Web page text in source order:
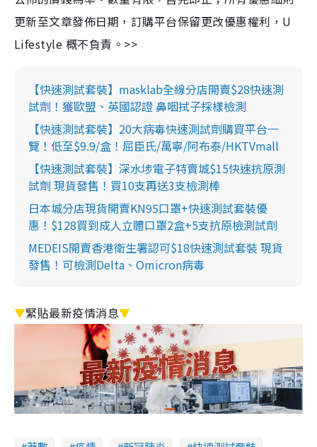
更新至文章發佈日期，訂購平台保留更改優惠權利，U
Lifestyle 概不負責。>>
【快速測試套裝】masklab全線分店開賣$28快速測
試劑！獲歐盟、英國認證 鼻咽拭子採樣檢測
【快速測試套裝】20大病毒快速測試劑購買平台一
覽！低至$9.9/盒！屈臣氏/萬寧/阿布泰/HKTVmall
【快速測試套裝】深水埗電子特賣城$15快速抗原測
試劑 現貨發售！買10支再送3支檢測棒
日本城分店現貨開賣KN95口罩+快速測試套裝優
惠！$128買到成人立體口罩2盒+5支抗原檢測試劑
MEDEIS開賣香港衛生署認可$18快速測試套裝 現貨
發售！可檢測Delta、Omicron病毒
▼緊貼最新疫情消息▼